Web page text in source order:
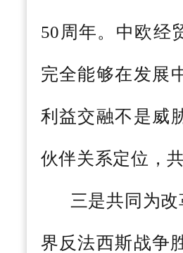
50周年。中欧经
完全能够在发展
利益交融不是威
伙伴关系定位，
三是共同为
界反法西斯战争